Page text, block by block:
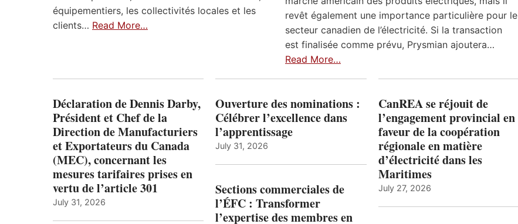
équipementiers, les collectivités locales et les
clients… Read More…
revêt également une importance particulière pour le
secteur canadien de l’électricité. Si la transaction
est finalisée comme prévu, Prysmian ajoutera…
Read More…
Déclaration de Dennis Darby,
Président et Chef de la
Direction de Manufacturiers
et Exportateurs du Canada
(MEC), concernant les
mesures tarifaires prises en
vertu de l’article 301
July 31, 2026
Ouverture des nominations :
Célébrer l’excellence dans
l’apprentissage
July 31, 2026
Sections commerciales de
l’ÉFC : Transformer
l’expertise des membres en
CanREA se réjouit de
l’engagement provincial en
faveur de la coopération
régionale en matière
d’électricité dans les
Maritimes
July 27, 2026